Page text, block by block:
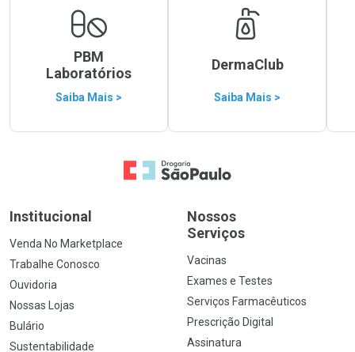
PBM
Laboratórios
Saiba Mais >
DermaClub
Saiba Mais >
Ir para a Home
Institucional
Venda No Marketplace
Trabalhe Conosco
Ouvidoria
Nossas Lojas
Bulário
Sustentabilidade
Nossos
Serviços
Vacinas
Exames e Testes
Serviços Farmacêuticos
Prescrição Digital
Assinatura